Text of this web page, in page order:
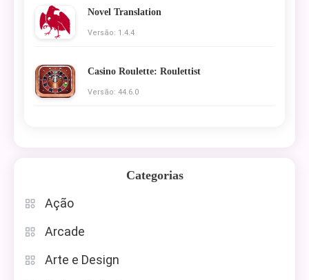
Novel Translation
Versão: 1.4.4
Casino Roulette: Roulettist
Versão: 44.6.0
Categorias
Ação
Arcade
Arte e Design